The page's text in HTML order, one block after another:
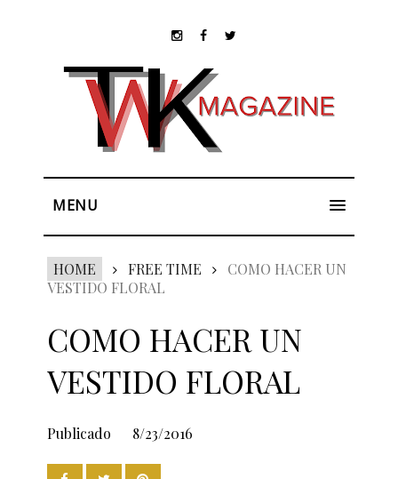
MENU
HOME FREE TIME
COMO HACER UN
VESTIDO FLORAL
COMO HACER UN
VESTIDO FLORAL
Publicado 8/23/2016